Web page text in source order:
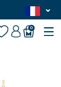
0